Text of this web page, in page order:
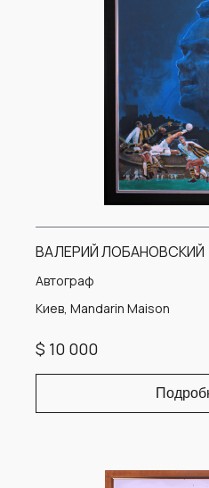
ВАЛЕРИЙ ЛОБАНОВСКИЙ
Автограф
Киев, Mandarin Maison
$ 10 000